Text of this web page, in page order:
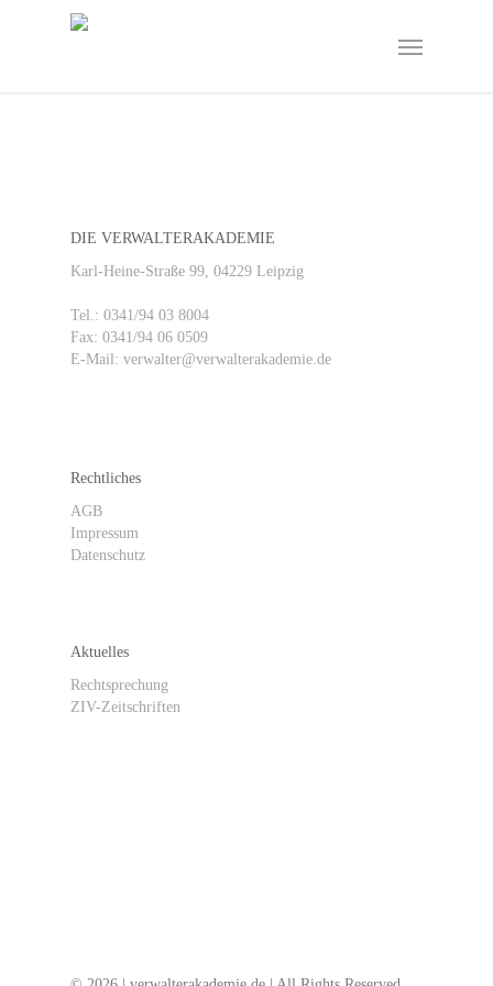
Menu
DIE VERWALTERAKADEMIE
Karl-Heine-Straße 99, 04229 Leipzig
Tel.: 0341/94 03 8004
Fax: 0341/94 06 0509
E-Mail: verwalter@verwalterakademie.de
Rechtliches
AGB
Impressum
Datenschutz
Aktuelles
Rechtsprechung
ZIV-Zeitschriften